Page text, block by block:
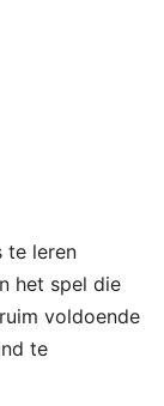
te leren
het spel die
voldoende
te